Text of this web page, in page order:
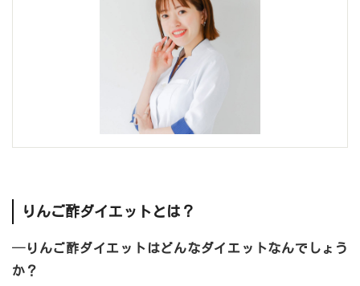
りんご酢ダイエットとは？
─りんご酢ダイエットはどんなダイエットなんでしょう
か？